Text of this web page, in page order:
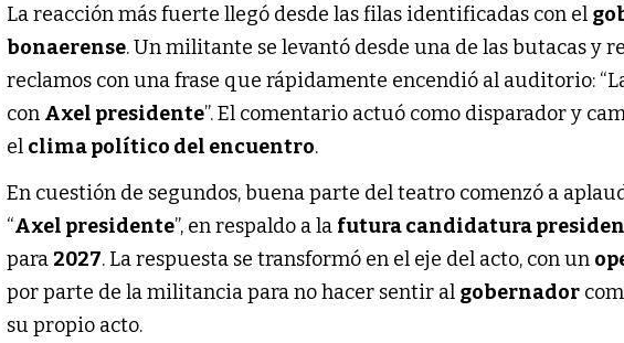
La reacción más fuerte llegó desde las filas identificadas con el
bonaerense. Un militante se levantó desde una de las butacas y
reclamos con una frase que rápidamente encendió al auditorio:
con Axel presidente”. El comentario actuó como disparador y
el clima político del encuentro.
En cuestión de segundos, buena parte del teatro comenzó a
“Axel presidente”, en respaldo a la futura candidatura
para 2027. La respuesta se transformó en el eje del acto, con un
por parte de la militancia para no hacer sentir al gobernador
su propio acto.